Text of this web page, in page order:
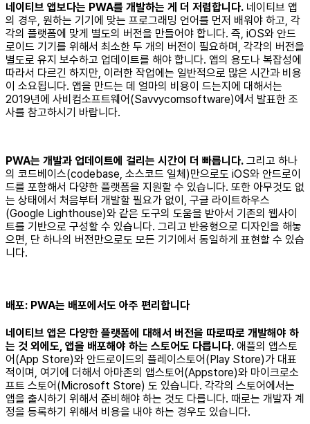
네이티브 앱보다는 PWA를 개발하는 게 더 저렴합니다. 네이티브 앱
의 경우, 원하는 기기에 맞는 프로그래밍 언어를 먼저 배워야 하고, 각
각의 플랫폼에 맞게 별도의 버전을 만들어야 합니다. 즉, iOS와 안드
로이드 기기를 위해서 최소한 두 개의 버전이 필요하며, 각각의 버전을
별도로 유지 보수하고 업데이트를 해야 합니다. 앱의 용도나 복잡성에
따라서 다르긴 하지만, 이러한 작업에는 일반적으로 많은 시간과 비용
이 소요됩니다. 앱을 만드는 데 얼마의 비용이 드는지에 대해서는
2019년에 사비컴소프트웨어(Savvycomsoftware)에서 발표한 조
사를 참고하시기 바랍니다.
PWA는 개발과 업데이트에 걸리는 시간이 더 빠릅니다. 그리고 하나
의 코드베이스(codebase, 소스코드 일체)만으로도 iOS와 안드로이
드를 포함해서 다양한 플랫폼을 지원할 수 있습니다. 또한 아무것도 없
는 상태에서 처음부터 개발할 필요가 없이, 구글 라이트하우스
(Google Lighthouse)와 같은 도구의 도움을 받아서 기존의 웹사이
트를 기반으로 구성할 수 있습니다. 그리고 반응형으로 디자인을 해놓
으면, 단 하나의 버전만으로도 모든 기기에서 동일하게 표현할 수 있습
니다.
배포: PWA는 배포에서도 아주 편리합니다
네이티브 앱은 다양한 플랫폼에 대해서 버전을 따로따로 개발해야 하
는 것 외에도, 앱을 배포해야 하는 스토어도 다릅니다. 애플의 앱스토
어(App Store)와 안드로이드의 플레이스토어(Play Store)가 대표
적이며, 여기에 더해서 아마존의 앱스토어(Appstore)와 마이크로소
프트 스토어(Microsoft Store) 도 있습니다. 각각의 스토어에서는
앱을 출시하기 위해서 준비해야 하는 것도 다릅니다. 때로는 개발자 계
정을 등록하기 위해서 비용을 내야 하는 경우도 있습니다.